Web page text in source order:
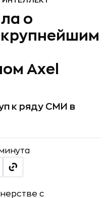
о
крупнейшим
Axel
к ряду СМИ в